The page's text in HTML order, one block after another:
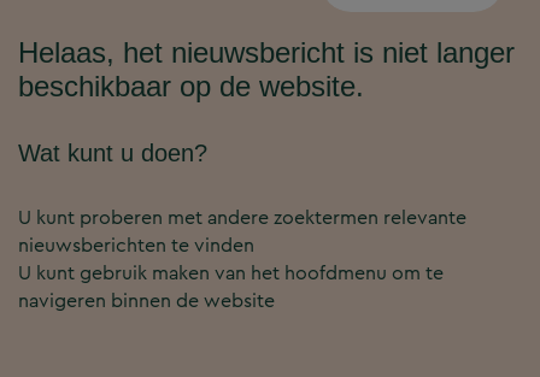
Helaas, het nieuwsbericht is niet langer
beschikbaar op de website.
Wat kunt u doen?
U kunt proberen met andere zoektermen relevante
nieuwsberichten te vinden
U kunt gebruik maken van het hoofdmenu om te
navigeren binnen de website